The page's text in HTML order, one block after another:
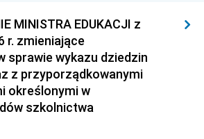
MINISTRA EDUKACJI z
r. zmieniające
sprawie wykazu dziedzin
z przyporządkowanymi
określonymi w
szkolnictwa